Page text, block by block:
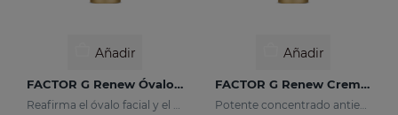
Añadir
FACTOR G Renew Óvalo Facial & Cuello
Añadir
FACTOR G Renew Crema Gel
Potente concentrado antiedad con factores de crecimiento